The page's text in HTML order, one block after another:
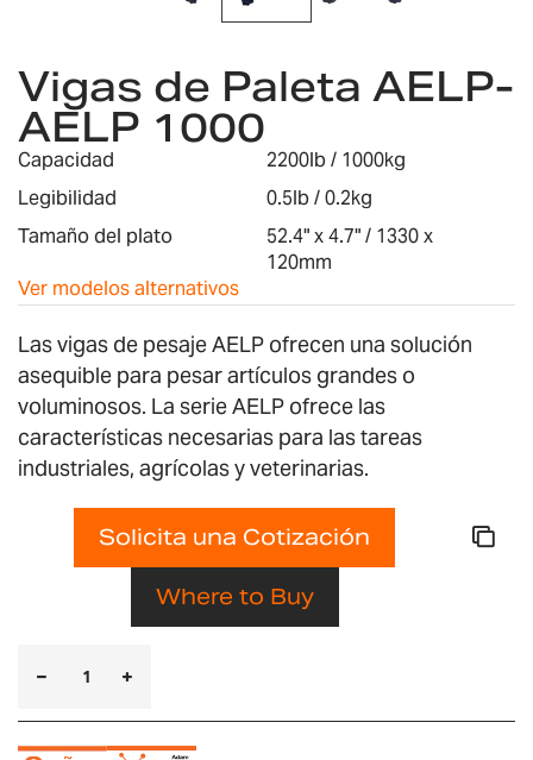
comienzo
de
la
galería
de
Vigas de Paleta AELP-
AELP 1000
Capacidad
2200lb / 1000kg
Legibilidad
0.5lb / 0.2kg
Tamaño del plato
52.4" x 4.7" / 1330 x
120mm
Ver modelos alternativos
Las vigas de pesaje AELP ofrecen una solución
asequible para pesar artículos grandes o
voluminosos. La serie AELP ofrece las
características necesarias para las tareas
industriales, agrícolas y veterinarias.
Solicita una Cotización
Where to Buy